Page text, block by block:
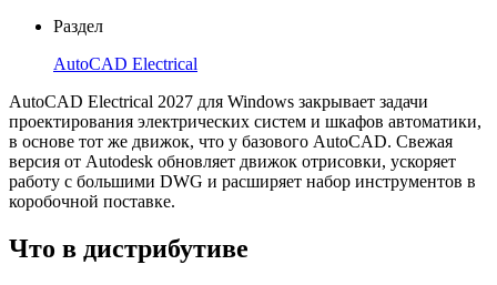
Раздел
AutoCAD Electrical
AutoCAD Electrical 2027 для Windows закрывает задачи
проектирования электрических систем и шкафов автоматики,
в основе тот же движок, что у базового AutoCAD. Свежая
версия от Autodesk обновляет движок отрисовки, ускоряет
работу с большими DWG и расширяет набор инструментов в
коробочной поставке.
Что в дистрибутиве